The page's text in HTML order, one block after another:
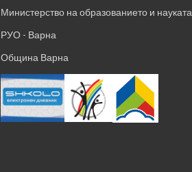
Министерство на образованието и науката
РУО - Варна
Община Варна